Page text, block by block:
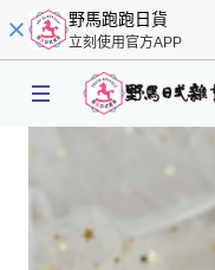
野馬跑跑日貨
立刻使用官方APP